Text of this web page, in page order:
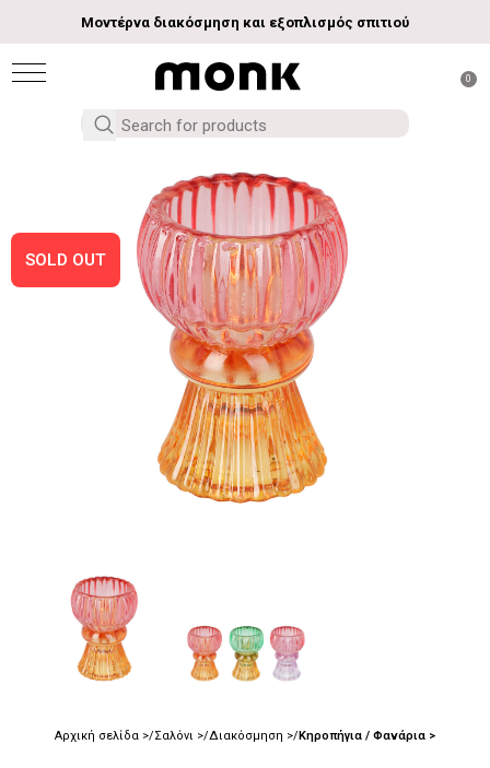
Μοντέρνα διακόσμηση και εξοπλισμός σπιτιού
0
SOLD OUT
Αρχική σελίδα Σαλόνι Διακόσμηση Κηροπήγια / Φανάρια